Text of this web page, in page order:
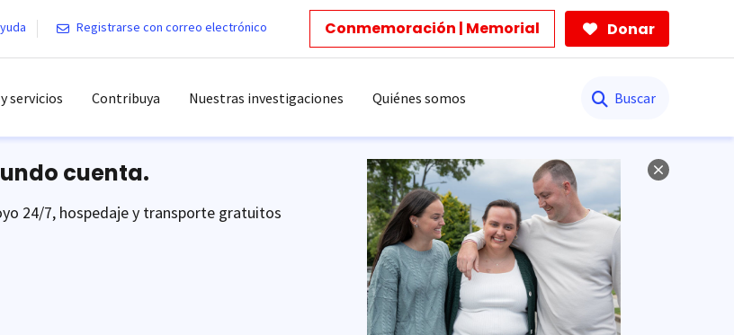
Registrarse con correo electrónico Conmemoración | Memorial Donar
servicios Contribuya Nuestras investigaciones Quiénes somos
cuenta.
24/7, hospedaje y transporte gratuitos